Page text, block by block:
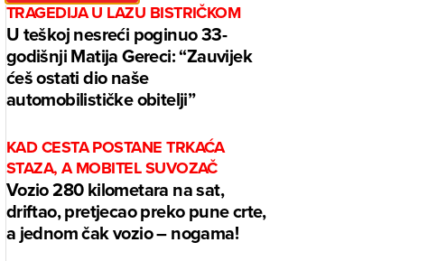
TRAGEDIJA U LAZU BISTRIČKOM
U teškoj nesreći poginuo 33-
godišnji Matija Gereci: “Zauvijek
ćeš ostati dio naše
automobilističke obitelji”
KAD CESTA POSTANE TRKAĆA
STAZA, A MOBITEL SUVOZAČ
Vozio 280 kilometara na sat,
driftao, pretjecao preko pune crte,
a jednom čak vozio – nogama!